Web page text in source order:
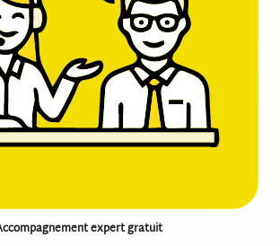
au besoin réel : inutile de couvrir
plus compact, mieux orienté, couvre
consommation quotidienne.
l’installation se juge aux détails invisibles.
câbles doit être protégé dans des gaines
pour éviter qu’ils ne se dégradent avec le
temps.
éviter les pertes d’énergie (le rendement).
une prestation de pose structurée, vous
expert gratuit